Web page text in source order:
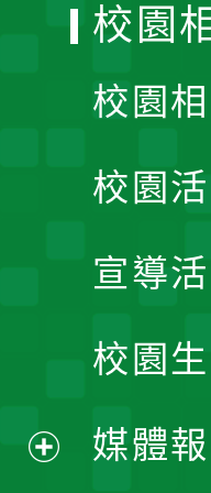
校園
校園
校園
宣導
校園
媒體